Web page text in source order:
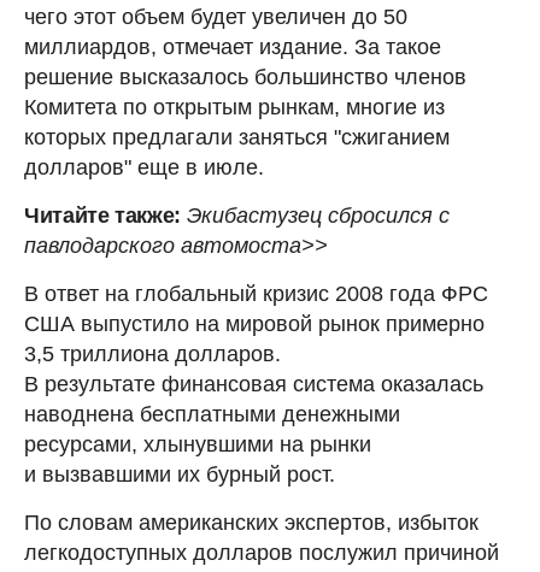
чего этот объем будет увеличен до 50
миллиардов, отмечает издание. За такое
решение высказалось большинство членов
Комитета по открытым рынкам, многие из
которых предлагали заняться "сжиганием
долларов" еще в июле.
Читайте также: Экибастузец сбросился с
павлодарского автомоста>>
В ответ на глобальный кризис 2008 года ФРС
США выпустило на мировой рынок примерно
3,5 триллиона долларов.
В результате финансовая система оказалась
наводнена бесплатными денежными
ресурсами, хлынувшими на рынки
и вызвавшими их бурный рост.
По словам американских экспертов, избыток
легкодоступных долларов послужил причиной